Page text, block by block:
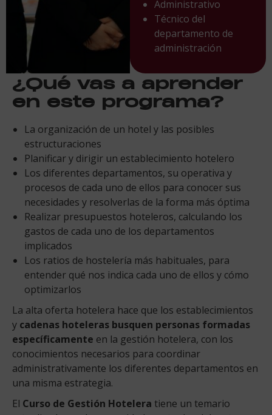
Administrativo
Técnico del
departamento de
administración
¿Qué vas a aprender
en este programa?
La organización de un hotel y las posibles
estructuraciones
Planificar y dirigir un establecimiento hotelero
Los diferentes departamentos, su operativa y
procesos de cada uno de ellos para conocer sus
necesidades y resolverlas de la forma más óptima
Realizar presupuestos hoteleros, calculando los
gastos de cada uno de los departamentos
implicados
Los ratios de hostelería más habituales, para
entender qué nos indica cada uno de ellos y cómo
optimizarlos
La alta oferta hotelera hace que los establecimientos
y cadenas hoteleras busquen personas formadas
específicamente en la gestión hotelera, con los
conocimientos necesarios para coordinar
administrativamente los diferentes departamentos en
una misma estrategia.
El Curso de Gestión Hotelera tiene un temario